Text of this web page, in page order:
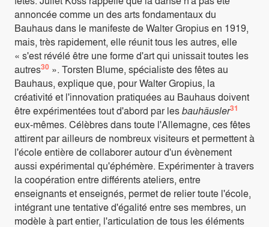
annoncée comme un des arts fondamentaux du
Bauhaus dans le manifeste de Walter Gropius en 1919,
mais, très rapidement, elle réunit tous les autres, elle
« s'est révélé être une forme d'art qui unissait toutes les
autres30 ». Torsten Blume, spécialiste des fêtes au
Bauhaus, explique que, pour Walter Gropius, la
créativité et l'innovation pratiquées au Bauhaus doivent
être expérimentées tout d'abord par lesbauhäusler31
eux-mêmes. Célèbres dans toute l'Allemagne, ces fêtes
attirent par ailleurs de nombreux visiteurs et permettent à
l'école entière de collaborer autour d'un évènement
aussi expérimental qu'éphémère. Expérimenter à travers
la coopération entre différents ateliers, entre
enseignants et enseignés, permet de relier toute l'école,
intégrant une tentative d'égalité entre ses membres, un
modèle à part entier, l'articulation de tous les éléments